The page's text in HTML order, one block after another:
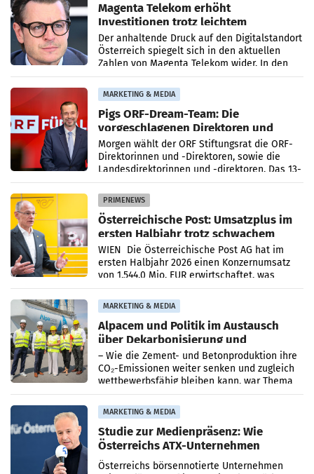
Magenta Telekom erhöht
Investitionen trotz leichtem
Umsatzrückgang
Der anhaltende Druck auf den Digitalstandort
Österreich spiegelt sich in den aktuellen
Zahlen von Magenta Telekom wider. In den
ersten sechs Monaten des laufenden Jahres
verzeichnete
MARKETING & MEDIA
Pigs ORF-Dream-Team: Die
vorgeschlagenen Direktoren und
Direktorinnen
Morgen wählt der ORF Stiftungsrat die ORF-
Direktorinnen und -Direktoren, sowie die
Landesdirektorinnen und -direktoren. Das 13-
köpfige Wunschteam des ab 1. Jänner 2027
amtierenden
PRIMENEWS
Österreichische Post: Umsatzplus im
ersten Halbjahr trotz schwachem
Briefgeschäft
WIEN Die Österreichische Post AG hat im
ersten Halbjahr 2026 einen Konzernumsatz
von 1.544,0 Mio. EUR erwirtschaftet, was
einem Plus von 3,8 Prozent gegenüber dem
Vergleichszeitraum
MARKETING & MEDIA
Alpacem und Politik im Austausch
über Dekarbonisierung und
Energiepreise
– Wie die Zement- und Betonproduktion ihre
CO₂-Emissionen weiter senken und zugleich
wettbewerbsfähig bleiben kann, war Thema
eines Treffens zwischen Staatssekretärin
Elisabeth
MARKETING & MEDIA
Studie zur Medienpräsenz: Wie
Österreichs ATX-Unternehmen
international wahrgenommen
Österreichs börsennotierte Unternehmen